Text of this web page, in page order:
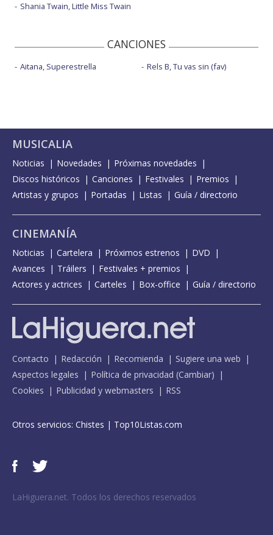
Shania Twain, Little Miss Twain
CANCIONES
Aitana, Superestrella Rels B, Tu vas sin (fav)
MUSICALIA
Noticias Novedades
Próximas novedades
Discos históricos
Canciones Festivales
Premios
Artistas y grupos
Portadas Listas Guía / directorio
CINEMANÍA
Noticias Cartelera Próximos estrenos
DVD
Avances
Tráilers
Festivales + premios
Actores y actrices
Carteles Box-office Guía / directorio
Contacto Redacción Recomienda
Sugiere una web
Aspectos legales
Política de privacidad (Cambiar)
Cookies
Publicidad y webmasters RSS
Otros servicios: Chistes | Top10Listas.com
LaHiguera.net. Todos los derechos reservados